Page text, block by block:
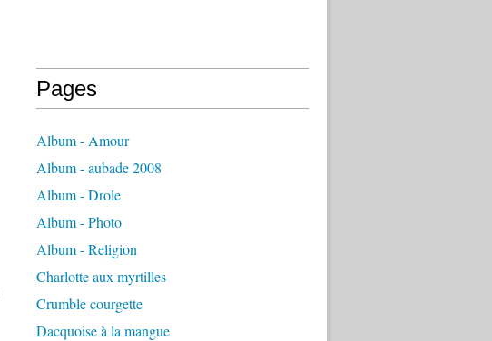
Pages
Album - Amour
Album - aubade 2008
Album - Drole
Album - Photo
Album - Religion
Charlotte aux myrtilles
Crumble courgette
Dacquoise à la mangue